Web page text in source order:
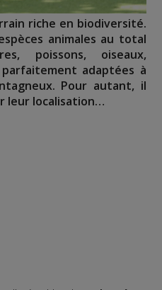
riche en biodiversité.
animales au total
poissons, oiseaux,
adaptées à
Pour autant, il
leur localisation…